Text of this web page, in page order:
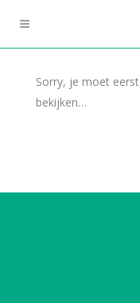
Sorry, je moet eerst
bekijken…